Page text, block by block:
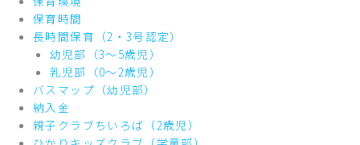
保育時間
長時間保育（2・3号認定）
幼児部（3～5歳児）
乳児部（0～2歳児）
バスマップ（幼児部）
納入金
親子クラブちいろば（2歳児）